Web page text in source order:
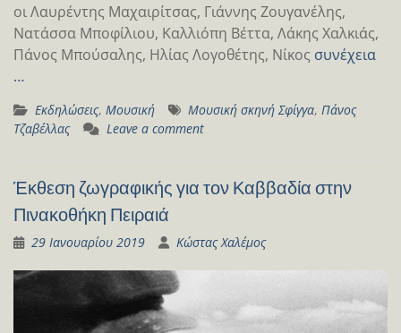
οι Λαυρέντης Μαχαιρίτσας, Γιάννης Ζουγανέλης,
Νατάσσα Μποφίλιου, Καλλιόπη Βέττα, Λάκης Χαλκιάς,
Πάνος Μπούσαλης, Ηλίας Λογοθέτης, Νίκος συνέχεια
…
Εκδηλώσεις, Μουσική Μουσική σκηνή Σφίγγα, Πάνος
Τζαβέλλας
Leave a comment
Έκθεση ζωγραφικής για τον Καββαδία στην
Πινακοθήκη Πειραιά
29 Ιανουαρίου 2019 Κώστας Χαλέμος